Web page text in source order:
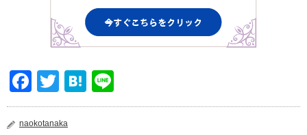
Facebook
TwitterHatena
naokotanaka